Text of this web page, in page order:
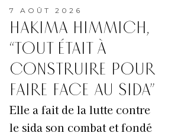
7 AOÛT 2026
HAKIMA HIMMICH,
“TOUT ÉTAIT À
CONSTRUIRE POUR
FAIRE FACE AU SIDA”
Elle a fait de la lutte contre
le sida son combat et fondé